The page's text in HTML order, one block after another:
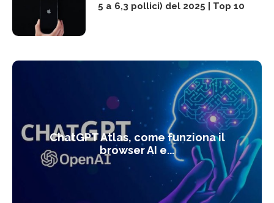
5 a 6,3 pollici) del 2025 | Top 10
ChatGPT Atlas, come funziona il
browser AI e...